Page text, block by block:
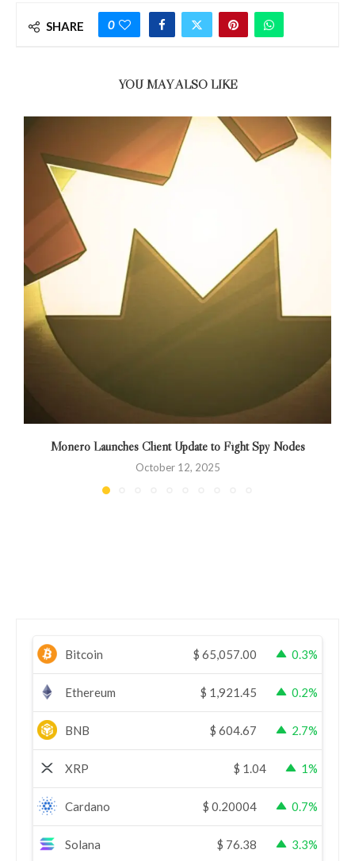
SHARE 0
YOU MAY ALSO LIKE
Monero Launches Client Update to Fight Spy Nodes
October 12, 2025
Bitcoin $ 65,057.00 0.3%
Ethereum $ 1,921.45 0.2%
BNB $ 604.67 2.7%
XRP $ 1.04 1%
Cardano $ 0.20004 0.7%
Solana $ 76.38 3.3%